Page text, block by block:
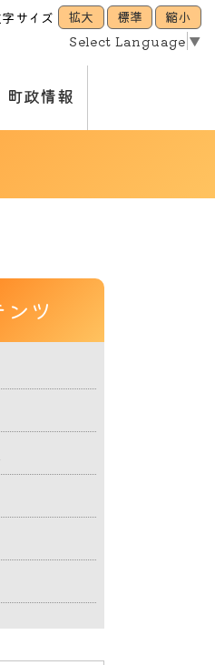
サイズ 拡大 標準
縮小
Select Language ▼
町政情報
ツ